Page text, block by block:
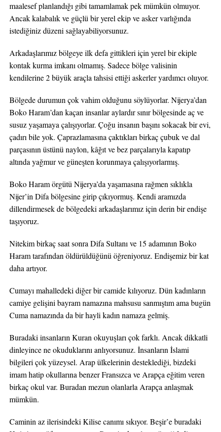
maalesef planlandığı gibi tamamlamak pek mümkün olmuyor.
Ancak kalabalık ve güçlü bir yerel ekip ve asker varlığında
istediğiniz düzeni sağlayabiliyorsunuz.
Arkadaşlarımız bölgeye ilk defa gittikleri için yerel bir ekiple
kontak kurma imkanı olmamış. Sadece bölge valisinin
kendilerine 2 büyük araçla tahsisi ettiği askerler yardımcı oluyor.
Bölgede durumun çok vahim olduğunu söylüyorlar. Nijerya’dan
Boko Haram’dan kaçan insanlar aylardır sınır bölgesinde aç ve
susuz yaşamaya çalışıyorlar. Çoğu insanın başını sokacak bir evi,
çadırı bile yok. Çaprazlamasına çaktıkları birkaç çubuk ve dal
parçasının üstünü naylon, kâğıt ve bez parçalarıyla kapatıp
altında yağmur ve güneşten korunmaya çalışıyorlarmış.
Boko Haram örgütü Nijerya’da yaşamasına rağmen sıklıkla
Nijer’in Difa bölgesine girip çıkıyormuş. Kendi aramızda
dillendirmesek de bölgedeki arkadaşlarımız için derin bir endişe
taşıyoruz.
Nitekim birkaç saat sonra Difa Sultanı ve 15 adamının Boko
Haram tarafından öldürüldüğünü öğreniyoruz. Endişemiz bir kat
daha artıyor.
Cumayı mahalledeki diğer bir camide kılıyoruz. Dün kadınların
camiye gelişini bayram namazına mahsusu sanmıştım ama bugün
Cuma namazında da bir hayli kadın namaza gelmiş.
Buradaki insanların Kuran okuyuşları çok farklı. Ancak dikkatli
dinleyince ne okuduklarını anlıyorsunuz. İnsanların İslami
bilgileri çok yüzeysel. Arap ülkelerinin desteklediği, bizdeki
imam hatip okullarına benzer Fransızca ve Arapça eğitim veren
birkaç okul var. Buradan mezun olanlarla Arapça anlaşmak
mümkün.
Caminin az ilerisindeki Kilise canımı sıkıyor. Beşir’e buradaki